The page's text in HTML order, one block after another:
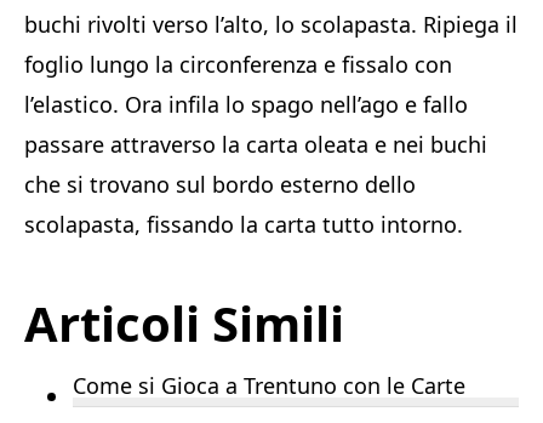
buchi rivolti verso l’alto, lo scolapasta. Ripiega il
foglio lungo la circonferenza e fissalo con
l’elastico. Ora infila lo spago nell’ago e fallo
passare attraverso la carta oleata e nei buchi
che si trovano sul bordo esterno dello
scolapasta, fissando la carta tutto intorno.
Articoli Simili
Come si Gioca a Trentuno con le Carte